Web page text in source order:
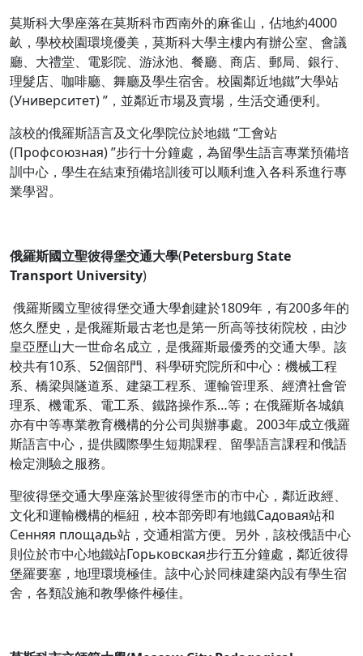
莫斯科大學座落在莫斯科市西南外的麻雀山，佔地約4000
畝，學校校園環境優美，莫斯科大學主樓内有辦公室、會議
廳、大禮堂、電影院、游泳池、餐廳、商店、郵局、銀行、
理髮店、咖啡廳、舞廳及學生宿舍。校園鄰近地鐵”大學站
(Университет) ”，並鄰近市場及賣場，生活交通便利。
該校的俄羅斯語言及文化學院位於地鐵 “工會站
(Профсоюзная) ”步行十分鐘處，為留學生語言專業預備培
訓中心，學生在結束預備培訓後可以顺利進入各科系進行專
業學習。
俄羅斯國立聖彼得堡交通大學(Petersburg State
Transport University)
俄羅斯國立聖彼得堡交通大學創建於1809年，有200多年的
悠久歷史，是俄羅斯最古老也是第一所高等技術院校，由沙
皇亞歷山大一世命名成立，是俄羅斯最優秀的交通大學。該
校共有10系、52個部門、科學研究院所和中心：機械工程
系、橋梁與隧道系、建築工程系、運輸管理系、經濟社會管
理系、機電系、電工系、鐵路操作系…等；在俄羅斯各城鎮
亦有中等專業教育機構的分公司與辦事處。2003年成立俄羅
斯語言中心，提供國際學生短期課程、留學語言課程和俄語
檢定測驗之服務。
聖彼得堡交通大學座落於聖彼得堡市的市中心，鄰近政經、
文化和運輸機構的樞紐，校本部旁即有地鐵Садовая站和
Сенняя площадь站，交通相當方便。另外，該校俄語中心
則位於市中心地鐵站Горьковская步行五分鐘處，鄰近彼得
堡羅要塞，地理環境極佳。該中心於同棟建築內設有學生宿
舍，各類設施和教學條件極佳。